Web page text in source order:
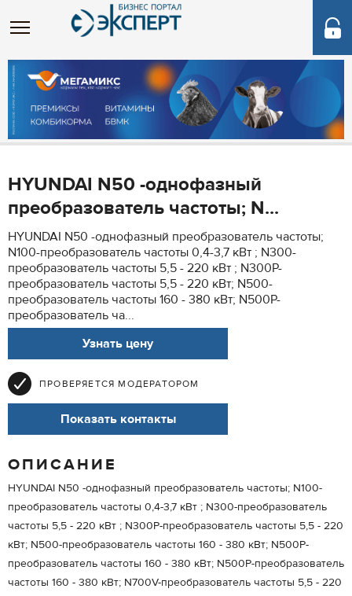
HYUNDAI N50 -однофазный
преобразователь частоты; N...
HYUNDAI N50 -однофазный преобразователь частоты;
N100-преобразователь частоты 0,4-3,7 кВт ; N300-
преобразователь частоты 5,5 - 220 кВт ; N300Р-
преобразователь частоты 5,5 - 220 кВт; N500-
преобразователь частоты 160 - 380 кВт; N500Р-
преобразователь ча...
Узнать цену
ПРОВЕРЯЕТСЯ МОДЕРАТОРОМ
Показать контакты
ОПИСАНИЕ
HYUNDAI N50 -однофазный преобразователь частоты; N100-
преобразователь частоты 0,4-3,7 кВт ; N300-преобразователь
частоты 5,5 - 220 кВт ; N300Р-преобразователь частоты 5,5 - 220
кВт; N500-преобразователь частоты 160 - 380 кВт; N500Р-
преобразователь частоты 160 - 380 кВт; N500Р-преобразователь
частоты 160 - 380 кВт; N700V-преобразователь частоты 5,5 - 220